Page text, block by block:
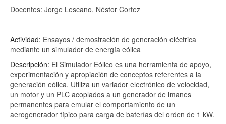
Docentes: Jorge Lescano, Néstor Cortez
Actividad: Ensayos / demostración de generación eléctrica
mediante un simulador de energía eólica
Descripción: El Simulador Eólico es una herramienta de apoyo,
experimentación y apropiación de conceptos referentes a la
generación eólica. Utiliza un variador electrónico de velocidad,
un motor y un PLC acoplados a un generador de imanes
permanentes para emular el comportamiento de un
aerogenerador típico para carga de baterías del orden de 1 kW.